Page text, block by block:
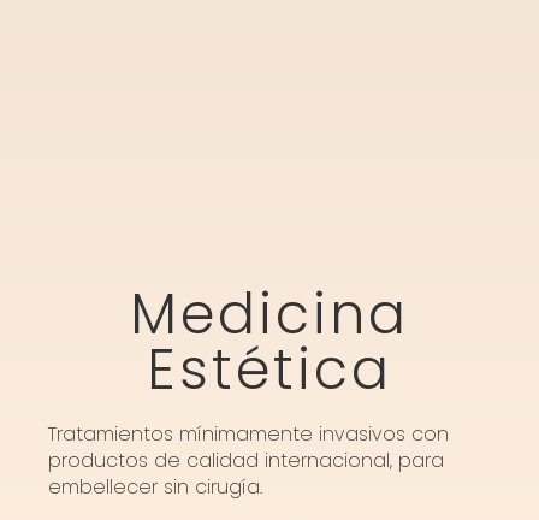
Medicina
Estética
Tratamientos mínimamente invasivos con
productos de calidad internacional, para
embellecer sin cirugía.